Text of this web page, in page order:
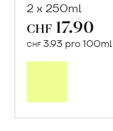
2 x 250ml
CHF 17.90
CHF 3.93 pro 100ml